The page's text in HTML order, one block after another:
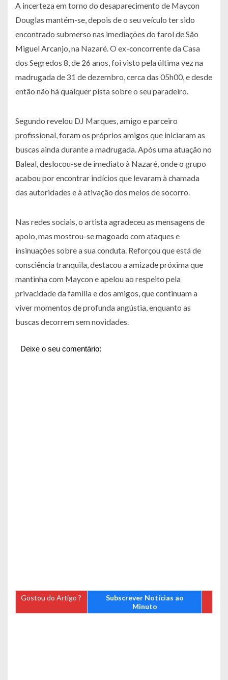
A incerteza em torno do desaparecimento de Maycon
Douglas mantém-se, depois de o seu veículo ter sido
encontrado submerso nas imediações do farol de São
Miguel Arcanjo, na Nazaré. O ex-concorrente da Casa
dos Segredos 8, de 26 anos, foi visto pela última vez na
madrugada de 31 de dezembro, cerca das 05h00, e desde
então não há qualquer pista sobre o seu paradeiro.
Segundo revelou DJ Marques, amigo e parceiro
profissional, foram os próprios amigos que iniciaram as
buscas ainda durante a madrugada. Após uma atuação no
Baleal, deslocou-se de imediato à Nazaré, onde o grupo
acabou por encontrar indícios que levaram à chamada
das autoridades e à ativação dos meios de socorro.
Nas redes sociais, o artista agradeceu as mensagens de
apoio, mas mostrou-se magoado com ataques e
insinuações sobre a sua conduta. Reforçou que está de
consciência tranquila, destacou a amizade próxima que
mantinha com Maycon e apelou ao respeito pela
privacidade da família e dos amigos, que continuam a
viver momentos de profunda angústia, enquanto as
buscas decorrem sem novidades.
Deixe o seu comentário:
Gostou do Artigo ?
Subscrever Notícias ao
Minuto